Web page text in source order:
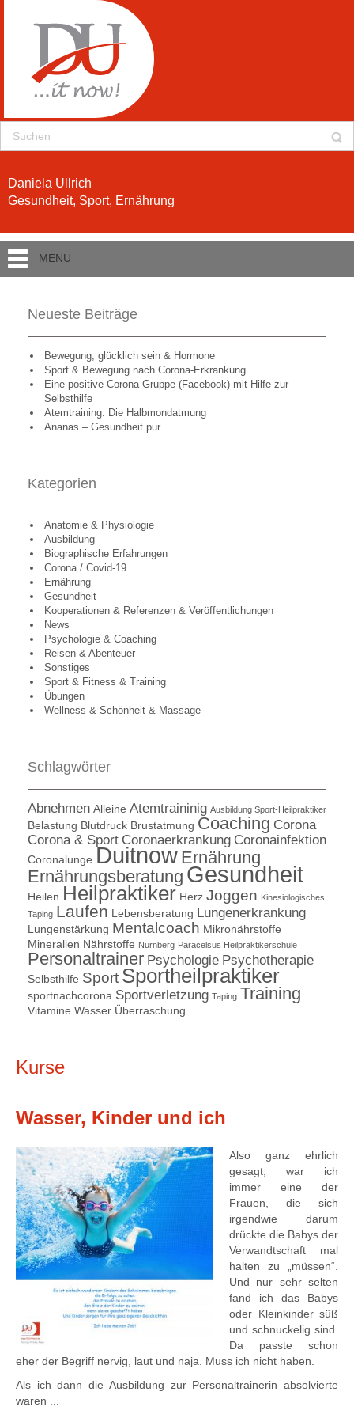
Daniela Ullrich
Gesundheit, Sport, Ernährung
MENU
Neueste Beiträge
Bewegung, glücklich sein & Hormone
Sport & Bewegung nach Corona-Erkrankung
Eine positive Corona Gruppe (Facebook) mit Hilfe zur
Selbsthilfe
Atemtraining: Die Halbmondatmung
Ananas – Gesundheit pur
Kategorien
Anatomie & Physiologie
Ausbildung
Biographische Erfahrungen
Corona / Covid-19
Ernährung
Gesundheit
Kooperationen & Referenzen & Veröffentlichungen
News
Psychologie & Coaching
Reisen & Abenteuer
Sonstiges
Sport & Fitness & Training
Übungen
Wellness & Schönheit & Massage
Schlagwörter
Abnehmen Alleine Atemtraininig Ausbildung Sport-Heilpraktiker
Belastung Blutdruck Brustatmung Coaching Corona
Corona & Sport Coronaerkrankung Coronainfektion
Coronalunge Duitnow Ernährung
Ernährungsberatung Gesundheit
Heilen Heilpraktiker Herz Joggen Kinesiologisches
Taping Laufen Lebensberatung Lungenerkrankung
Lungenstärkung Mentalcoach Mikronährstoffe
Mineralien Nährstoffe Nürnberg Paracelsus Heilpraktikerschule
Personaltrainer Psychologie Psychotherapie
Selbsthilfe Sport Sportheilpraktiker
sportnachcorona Sportverletzung Taping Training
Vitamine Wasser Überraschung
Kurse
Wasser, Kinder und ich
Also ganz ehrlich
gesagt, war ich
immer eine der
Frauen, die sich
irgendwie darum
drückte die Babys der
Verwandtschaft mal
halten zu „müssen“.
Und nur sehr selten
fand ich das Babys
oder Kleinkinder süß
und schnuckelig sind.
Da passte schon
eher der Begriff nervig, laut und naja. Muss ich nicht haben.
Als ich dann die Ausbildung zur Personaltrainerin absolvierte
waren ...